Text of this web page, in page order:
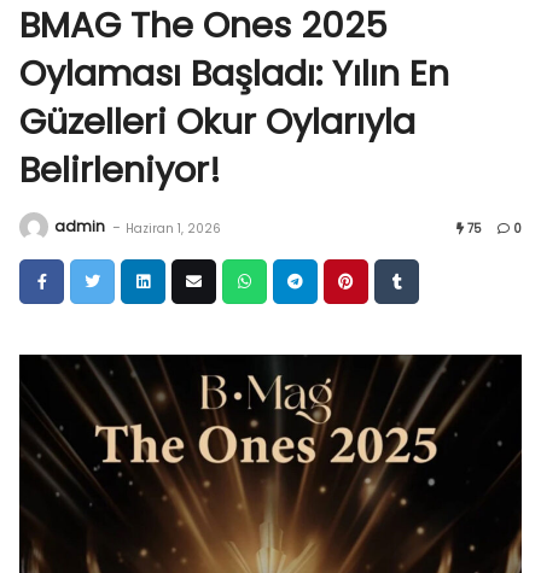
BMAG The Ones 2025
Oylaması Başladı: Yılın En
Güzelleri Okur Oylarıyla
Belirleniyor!
admin - Haziran 1, 2026 75 0